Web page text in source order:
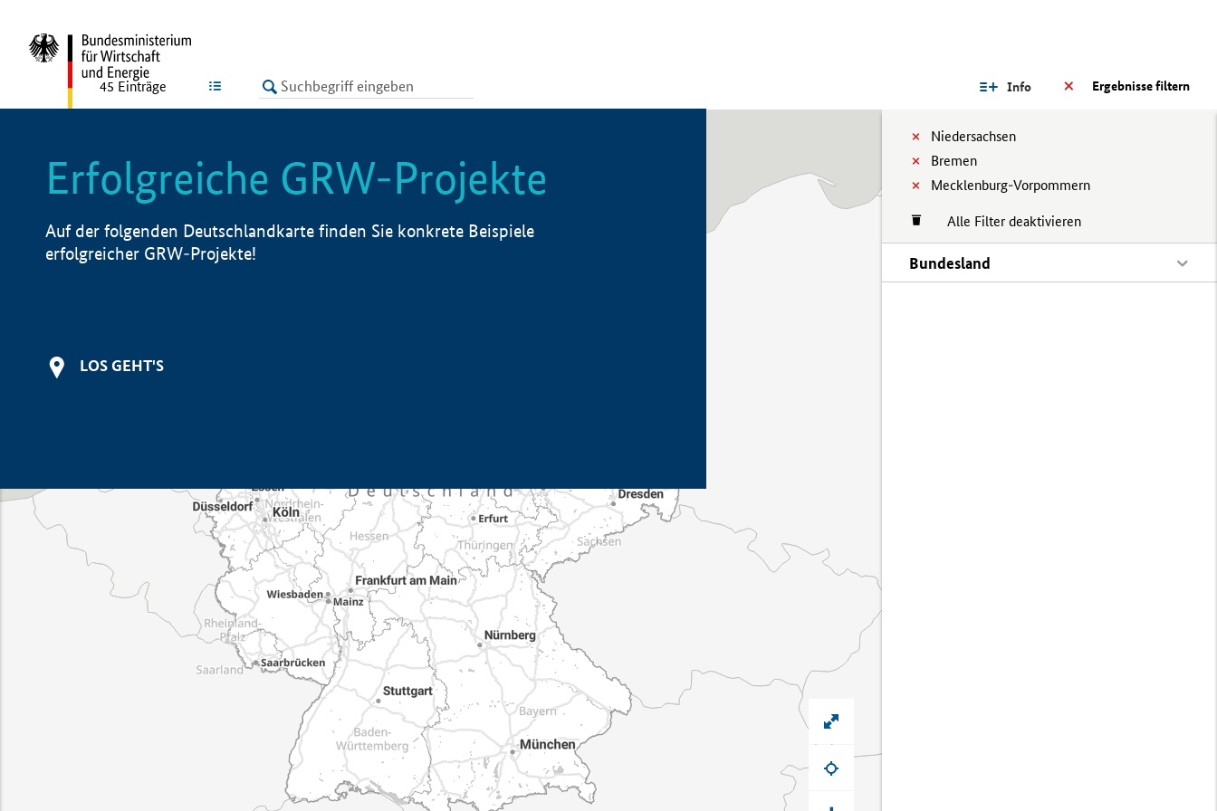
LISTE Ergebnisse filtern
Info
Niedersachsen
Bremen
Mecklenburg-Vorpommern
Alle Filter deaktivieren
Bundesland
45 Einträge
Erfolgreiche GRW-Projekte
Auf der folgenden Deutschlandkarte finden Sie konkrete Beispiele
erfolgreicher GRW-Projekte!
LOS GEHT'S